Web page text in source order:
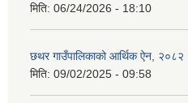
मिति: 06/24/2026 - 18:10
छथर गाउँपालिकाको आर्थिक ऐन, २०८२
मिति: 09/02/2025 - 09:58